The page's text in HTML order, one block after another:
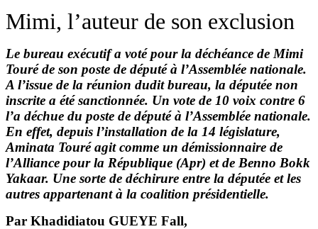
Mimi, l’auteur de son exclusion
Le bureau exécutif a voté pour la déchéance de Mimi
Touré de son poste de député à l’Assemblée nationale.
A l’issue de la réunion dudit bureau, la députée non
inscrite a été sanctionnée. Un vote de 10 voix contre 6
l’a déchue du poste de député à l’Assemblée nationale.
En effet, depuis l’installation de la 14 législature,
Aminata Touré agit comme un démissionnaire de
l’Alliance pour la République (Apr) et de Benno Bokk
Yakaar. Une sorte de déchirure entre la députée et les
autres appartenant à la coalition présidentielle.
Par Khadidiatou GUEYE Fall,